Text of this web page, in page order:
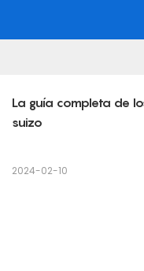
La guía completa de
suizo
2024-02-10